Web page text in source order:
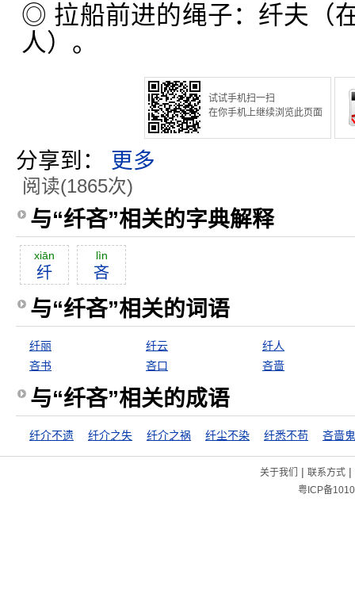
◎ 拉船前进的绳子：纤夫（
人）。
试试手机扫一扫
在你手机上继续浏览此页面
分享到： 更多
阅读(1865次)
与“纤吝”相关的字典解释
xiān
纤
lìn
吝
与“纤吝”相关的词语
纤丽 纤云
纤人
吝书
吝口 吝啬
与“纤吝”相关的成语
纤介不遗 纤介之失 纤介之祸 纤尘不染 纤悉不苟 吝啬鬼
关于我们 | 联系方式|
粤ICP备